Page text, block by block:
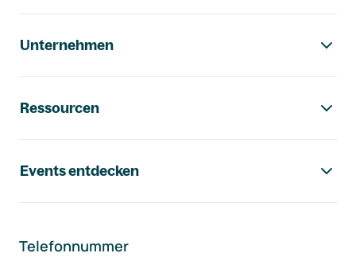
Unternehmen
Ressourcen
Events entdecken
Telefonnummer